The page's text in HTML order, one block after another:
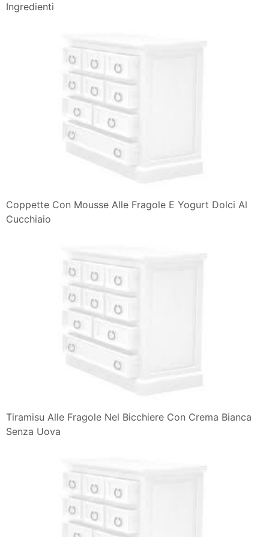
Ingredienti
Coppette Con Mousse Alle Fragole E Yogurt Dolci Al
Cucchiaio
Tiramisu Alle Fragole Nel Bicchiere Con Crema Bianca
Senza Uova